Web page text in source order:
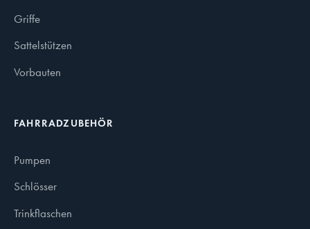
Griffe
Sattelstützen
Vorbauten
FAHRRADZUBEHÖR
Pumpen
Schlösser
Trinkflaschen